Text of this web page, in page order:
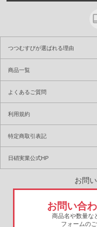
つつむすびが選ばれる理由
商品一覧
よくあるご質問
利用規約
特定商取引表記
日硝実業公式HP
お問
お問い合
商品名や数量な
フォームの